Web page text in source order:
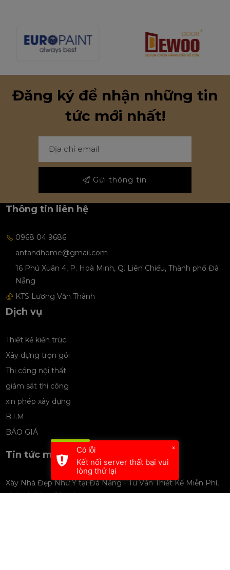
Đăng ký để nhận những tin
tức mới nhất!
Gửi thông tin
Thông tin liên hệ
0968 04 9686
antandhome@gmail.com
16 Phú Xuân 4, P. Hoà Minh, Q. Liên Chiểu, Thành phố Đà
Nẵng
KTS Lương Văn Thành
Dịch vụ
Thiết kế kiến trúc
Xây dựng trọn gói
Thi công nội thất
giám sát thi công
xin phép xây dựng
B.I.M
BÁO GIÁ
Tin tức mới nhất
Xây Nhà Đẹp Như Ý tại Đà Nẵng - Tư Vấn Thiết Kế Miễn Phí,
Kinh Nghiệm 10+ Năm
×
Có lỗi
Kết nối server thất bại vui
lòng thử lại